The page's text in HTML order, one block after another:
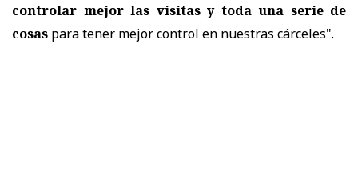
controlar mejor las visitas y toda una serie de
cosas para tener mejor control en nuestras cárceles".